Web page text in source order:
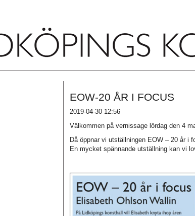
EOW-20 ÅR I FOCUS
2019-04-30 12:56
Välkommen på vernissage lördag den 4
Då öppnar vi utställningen EOW – 20 år i
En mycket spännande utställning kan vi